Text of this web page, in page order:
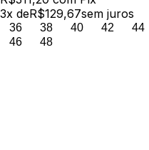
3x deR$129,67sem juros
36 38 40 42
44
46
48